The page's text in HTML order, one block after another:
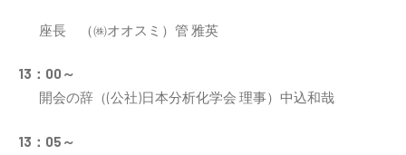
座長 （㈱オオスミ）管 雅英
13：00～
開会の辞（(公社)日本分析化学会 理事）中込和哉
13：05～